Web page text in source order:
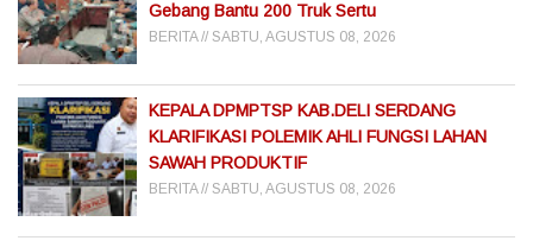
Gebang Bantu 200 Truk Sertu
BERITA SABTU, AGUSTUS 08, 2026
KEPALA DPMPTSP KAB.DELI SERDANG
KLARIFIKASI POLEMIK AHLI FUNGSI LAHAN
SAWAH PRODUKTIF
BERITA SABTU, AGUSTUS 08, 2026